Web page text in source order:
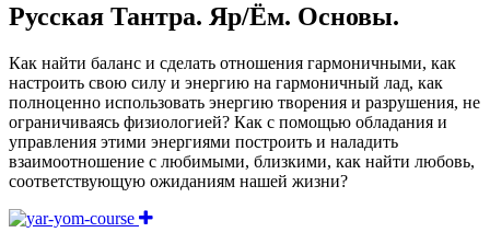
Русская Тантра. Яр/Ём. Основы.
Как найти баланс и сделать отношения гармоничными, как
настроить свою силу и энергию на гармоничный лад, как
полноценно использовать энергию творения и разрушения, не
ограничиваясь физиологией? Как с помощью обладания и
управления этими энергиями построить и наладить
взаимоотношение с любимыми, близкими, как найти любовь,
соответствующую ожиданиям нашей жизни?